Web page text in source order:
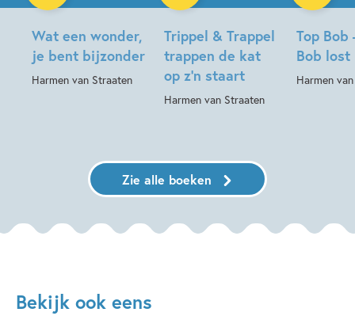
Wat een wonder,
je bent bijzonder
Harmen van Straaten
Trippel & Trappel
trappen de kat
op z’n staart
Harmen van Straaten
Top Bob
Bob lost
Harmen
Zie alle boeken
Bekijk ook eens